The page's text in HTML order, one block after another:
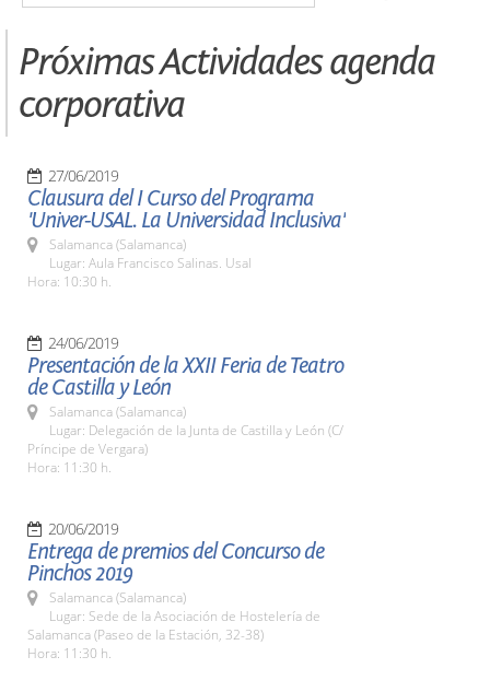
Próximas Actividades agenda
corporativa
27/06/2019
Clausura del I Curso del Programa
'Univer-USAL. La Universidad Inclusiva'
Salamanca (Salamanca)
Lugar: Aula Francisco Salinas. Usal
Hora: 10:30 h.
24/06/2019
Presentación de la XXII Feria de Teatro
de Castilla y León
Salamanca (Salamanca)
Lugar: Delegación de la Junta de Castilla y León (C/
Príncipe de Vergara)
Hora: 11:30 h.
20/06/2019
Entrega de premios del Concurso de
Pinchos 2019
Salamanca (Salamanca)
Lugar: Sede de la Asociación de Hostelería de
Salamanca (Paseo de la Estación, 32-38)
Hora: 11:30 h.